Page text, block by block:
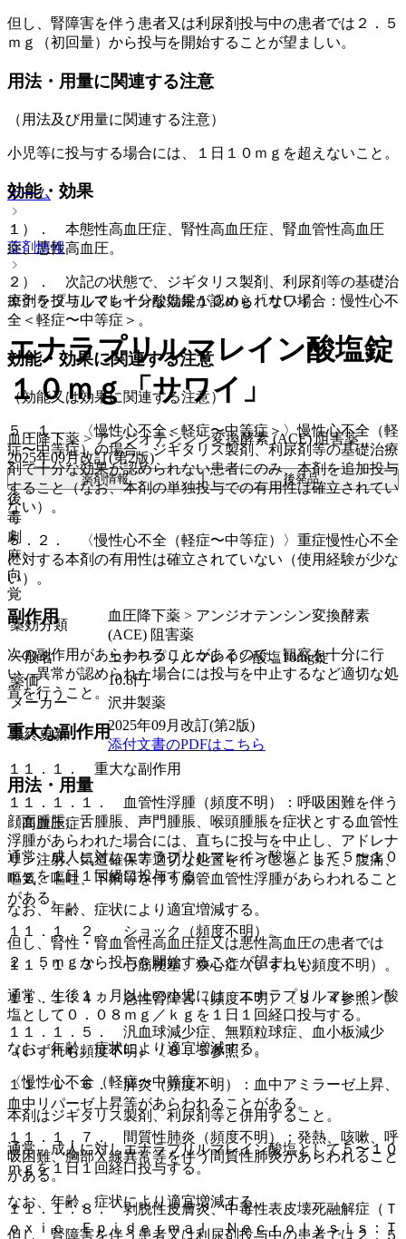
但し、腎障害を伴う患者又は利尿剤投与中の患者では２．５
ｍｇ（初回量）から投与を開始することが望ましい。
用法・用量に関連する注意
（用法及び用量に関連する注意）
小児等に投与する場合には、１日１０ｍｇを超えないこと。
効能・効果
１）． 本態性高血圧症、腎性高血圧症、腎血管性高血圧
症、悪性高血圧。
２）． 次記の状態で、ジギタリス製剤、利尿剤等の基礎治
療剤を投与しても十分な効果が認められない場合：慢性心不
全＜軽症〜中等症＞。
効能・効果に関連する注意
（効能又は効果に関連する注意）
５．１． 〈慢性心不全＜軽症〜中等症＞〉慢性心不全（軽
症〜中等症）の場合、ジギタリス製剤、利尿剤等の基礎治療
剤で十分な効果が認められない患者にのみ、本剤を追加投与
すること（なお、本剤の単独投与での有用性は確立されてい
ない）。
５．２． 〈慢性心不全（軽症〜中等症）〉重症慢性心不全
に対する本剤の有用性は確立されていない（使用経験が少な
い）。
副作用
次の副作用があらわれることがあるので、観察を十分に行
い、異常が認められた場合には投与を中止するなど適切な処
置を行うこと。
重大な副作用
１１．１． 重大な副作用
１１．１．１． 血管性浮腫（頻度不明）：呼吸困難を伴う
顔面腫脹、舌腫脹、声門腫脹、喉頭腫脹を症状とする血管性
浮腫があらわれた場合には、直ちに投与を中止し、アドレナ
リン注射、気道確保等適切な処置を行うこと。また、腹痛、
嘔気、嘔吐、下痢等を伴う腸管血管性浮腫があらわれること
がある。
１１．１．２． ショック（頻度不明）。
１１．１．３． 心筋梗塞、狭心症（いずれも頻度不明）。
１１．１．４． 急性腎障害（頻度不明）〔８．４参照〕。
１１．１．５． 汎血球減少症、無顆粒球症、血小板減少
（いずれも頻度不明）〔８．５参照〕。
１１．１．６． 膵炎（頻度不明）：血中アミラーゼ上昇、
血中リパーゼ上昇等があらわれることがある。
１１．１．７． 間質性肺炎（頻度不明）：発熱、咳嗽、呼
吸困難、胸部Ｘ線異常等を伴う間質性肺炎があらわれること
がある。
１１．１．８． 剥脱性皮膚炎、中毒性表皮壊死融解症（Ｔ
ｏｘｉｃ Ｅｐｉｄｅｒｍａｌ Ｎｅｃｒｏｌｙｓｉｓ：Ｔ
ホーム
薬剤情報
エナラプリルマレイン酸塩錠１０ｍｇ「サワイ」
エナラプリルマレイン酸塩錠
１０ｍｇ「サワイ」
血圧降下薬 > アンジオテンシン変換酵素 (ACE) 阻害薬
2025年09月改訂(第2版)
薬剤情報 後発品
後
毒
劇
麻
向
覚
薬効分類
血圧降下薬 > アンジオテンシン変換酵素
(ACE) 阻害薬
一般名
エナラプリルマレイン酸塩10mg錠
薬価
10.8円
メーカー
沢井製薬
最終更新
2025年09月改訂(第2版)
添付文書のPDFはこちら
用法・用量
〈高血圧症〉
通常、成人に対しエナラプリルマレイン酸塩として５〜１０
ｍｇを１日１回経口投与する。
なお、年齢、症状により適宜増減する。
但し、腎性・腎血管性高血圧症又は悪性高血圧の患者では
２．５ｍｇから投与を開始することが望ましい。
通常、生後１ヵ月以上の小児には、エナラプリルマレイン酸
塩として０．０８ｍｇ／ｋｇを１日１回経口投与する。
なお、年齢、症状により適宜増減する。
〈慢性心不全（軽症〜中等症）〉
本剤はジギタリス製剤、利尿剤等と併用すること。
通常、成人に対しエナラプリルマレイン酸塩として５〜１０
ｍｇを１日１回経口投与する。
なお、年齢、症状により適宜増減する。
但し、腎障害を伴う患者又は利尿剤投与中の患者では２．５